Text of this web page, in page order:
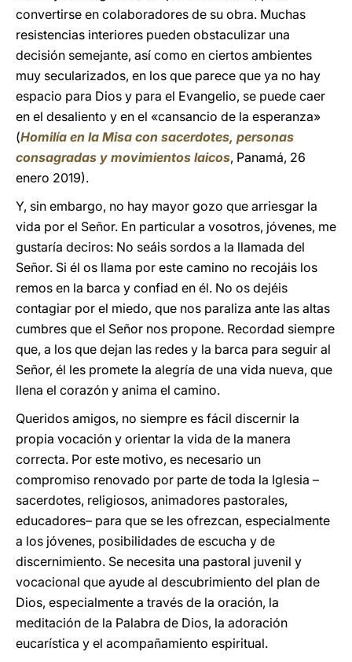
convertirse en colaboradores de su obra. Muchas
resistencias interiores pueden obstaculizar una
decisión semejante, así como en ciertos ambientes
muy secularizados, en los que parece que ya no hay
espacio para Dios y para el Evangelio, se puede caer
en el desaliento y en el «cansancio de la esperanza»
(Homilía en la Misa con sacerdotes, personas
consagradas y movimientos laicos, Panamá, 26
enero 2019).
Y, sin embargo, no hay mayor gozo que arriesgar la
vida por el Señor. En particular a vosotros, jóvenes, me
gustaría deciros: No seáis sordos a la llamada del
Señor. Si él os llama por este camino no recojáis los
remos en la barca y confiad en él. No os dejéis
contagiar por el miedo, que nos paraliza ante las altas
cumbres que el Señor nos propone. Recordad siempre
que, a los que dejan las redes y la barca para seguir al
Señor, él les promete la alegría de una vida nueva, que
llena el corazón y anima el camino.
Queridos amigos, no siempre es fácil discernir la
propia vocación y orientar la vida de la manera
correcta. Por este motivo, es necesario un
compromiso renovado por parte de toda la Iglesia –
sacerdotes, religiosos, animadores pastorales,
educadores– para que se les ofrezcan, especialmente
a los jóvenes, posibilidades de escucha y de
discernimiento. Se necesita una pastoral juvenil y
vocacional que ayude al descubrimiento del plan de
Dios, especialmente a través de la oración, la
meditación de la Palabra de Dios, la adoración
eucarística y el acompañamiento espiritual.